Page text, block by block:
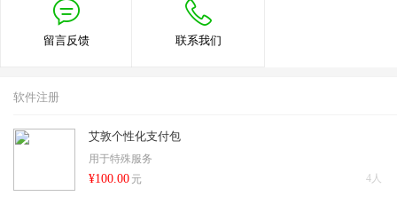
留言反馈 联系我们
软件注册
艾敦个性化支付包
用于特殊服务
4人
¥100.00 元